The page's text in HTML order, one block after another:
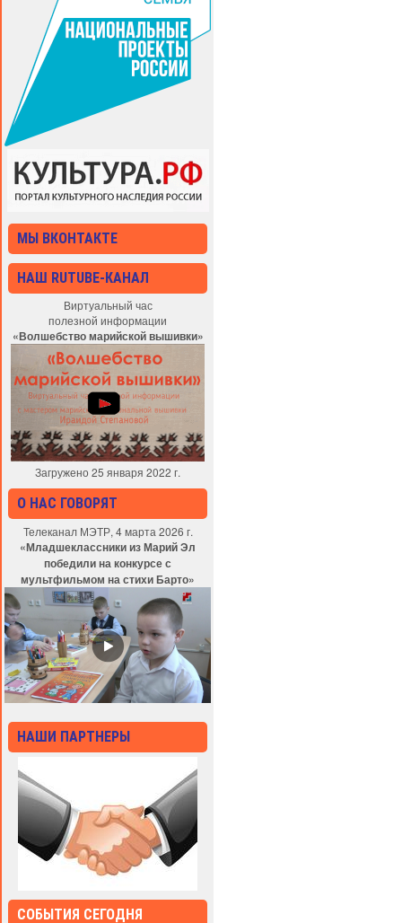
МЫ ВКОНТАКТЕ
НАШ RUTUBE-КАНАЛ
Виртуальный час
полезной информации
«Волшебство марийской вышивки»
Загружено 25 января 2022 г.
О НАС ГОВОРЯТ
Телеканал МЭТР, 4 марта 2026 г.
«Младшеклассники из Марий Эл
победили на конкурсе с
мультфильмом на стихи Барто»
НАШИ ПАРТНЕРЫ
СОБЫТИЯ СЕГОДНЯ